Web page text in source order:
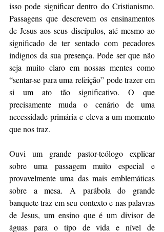
isso pode significar dentro do Cristianismo.
Passagens que descrevem os ensinamentos
de Jesus aos seus discípulos, até mesmo ao
significado de ter sentado com pecadores
indignos da sua presença. Pode ser que não
seja muito claro em nossas mentes como
“sentar-se para uma refeição” pode trazer em
si um ato tão significativo. O que
precisamente muda o cenário de uma
necessidade primária e eleva a um momento
que nos traz.
Ouvi um grande pastor-teólogo explicar
sobre uma passagem muito especial e
provavelmente uma das mais emblemáticas
sobre a mesa. A parábola do grande
banquete traz em seu contexto e nas palavras
de Jesus, um ensino que é um divisor de
águas para o tipo de vida e nível de